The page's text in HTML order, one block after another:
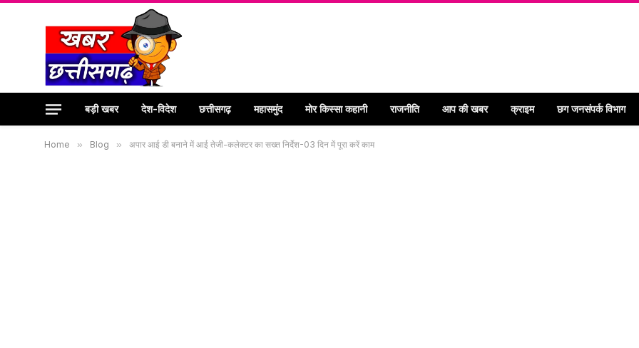
बड़ी खबर देश-विदेश छत्तीसगढ़ महासमुंद मोर किस्सा कहानी राजनीति आप की खबर क्राइम छग जनसंपर्क विभाग
Home » Blog » अपार आई डी बनाने में आई तेजी-कलेक्टर का सख्त निर्देश-03 दिन में पूरा करें काम